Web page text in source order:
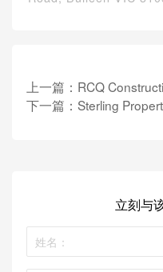
上一篇： RCQ
下一篇： Sterling
立刻与